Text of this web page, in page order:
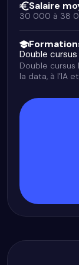
Salaire
30 000 à 38
Double
Double cursus
la data, à l’IA